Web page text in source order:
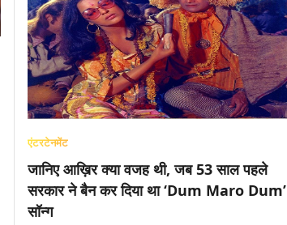
एंटरटेनमेंट
जानिए आख़िर क्या वजह थी, जब 53 साल पहले
सरकार ने बैन कर दिया था ‘Dum Maro Dum’
सॉन्ग